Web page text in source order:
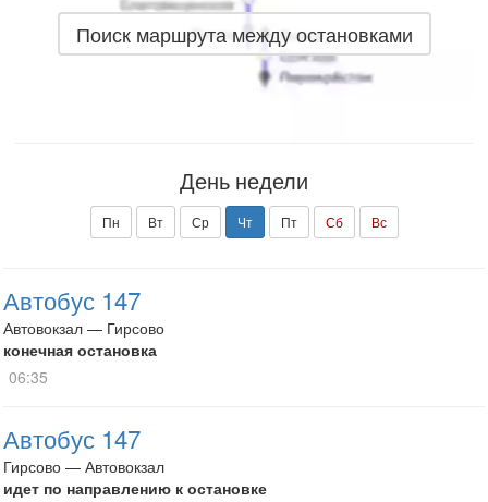
Поиск маршрута между остановками
День недели
Пн Вт Ср Чт Пт Сб Вс
Автобус 147
Автовокзал — Гирсово
конечная остановка
06:35
Автобус 147
Гирсово — Автовокзал
идет по направлению к остановке